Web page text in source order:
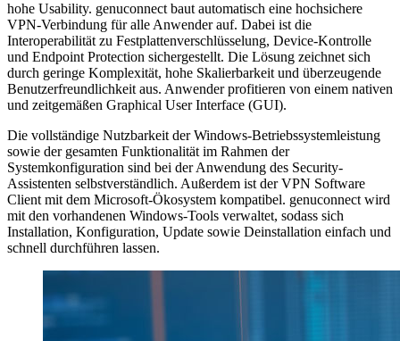
hohe Usability. genuconnect baut automatisch eine hochsichere
VPN-Verbindung für alle Anwender auf. Dabei ist die
Interoperabilität zu Festplattenverschlüsselung, Device-Kontrolle
und Endpoint Protection sichergestellt. Die Lösung zeichnet sich
durch geringe Komplexität, hohe Skalierbarkeit und überzeugende
Benutzerfreundlichkeit aus. Anwender profitieren von einem nativen
und zeitgemäßen Graphical User Interface (GUI).
Die vollständige Nutzbarkeit der Windows-Betriebssystemleistung
sowie der gesamten Funktionalität im Rahmen der
Systemkonfiguration sind bei der Anwendung des Security-
Assistenten selbstverständlich. Außerdem ist der VPN Software
Client mit dem Microsoft-Ökosystem kompatibel. genuconnect wird
mit den vorhandenen Windows-Tools verwaltet, sodass sich
Installation, Konfiguration, Update sowie Deinstallation einfach und
schnell durchführen lassen.